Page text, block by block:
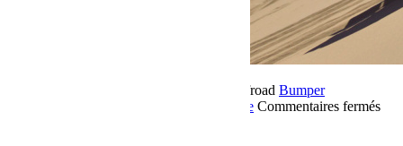
Par Martial BumperOffroad Bumper
Voyage Commentaires fermés